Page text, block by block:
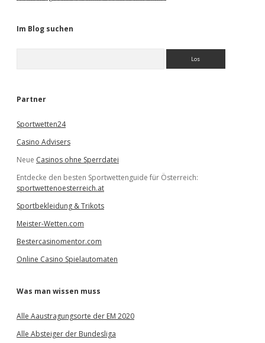
Im Blog suchen
e
Partner
Sportwetten24
Casino Advisers
Neue Casinos ohne Sperrdatei
Entdecke den besten Sportwettenguide für Österreich:
sportwettenoesterreich.at
Sportbekleidung & Trikots
Meister-Wetten.com
Bestercasinomentor.com
Online Casino Spielautomaten
Was man wissen muss
Alle Aaustragungsorte der EM 2020
Alle Absteiger der Bundesliga